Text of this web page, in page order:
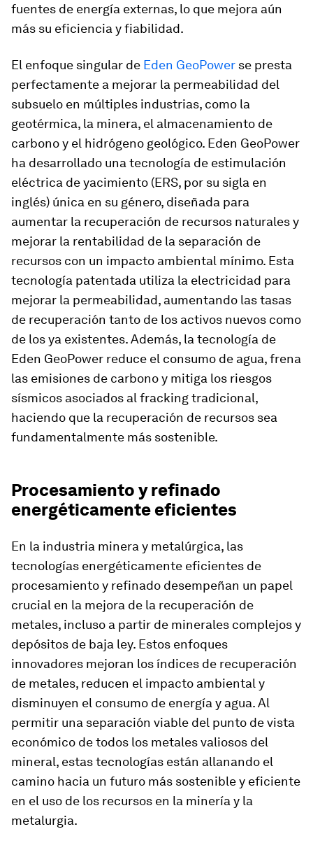
fuentes de energía externas, lo que mejora aún
más su eficiencia y fiabilidad.
El enfoque singular de Eden GeoPower se presta
perfectamente a mejorar la permeabilidad del
subsuelo en múltiples industrias, como la
geotérmica, la minera, el almacenamiento de
carbono y el hidrógeno geológico. Eden GeoPower
ha desarrollado una tecnología de estimulación
eléctrica de yacimiento (ERS, por su sigla en
inglés) única en su género, diseñada para
aumentar la recuperación de recursos naturales y
mejorar la rentabilidad de la separación de
recursos con un impacto ambiental mínimo. Esta
tecnología patentada utiliza la electricidad para
mejorar la permeabilidad, aumentando las tasas
de recuperación tanto de los activos nuevos como
de los ya existentes. Además, la tecnología de
Eden GeoPower reduce el consumo de agua, frena
las emisiones de carbono y mitiga los riesgos
sísmicos asociados al fracking tradicional,
haciendo que la recuperación de recursos sea
fundamentalmente más sostenible.
Procesamiento y refinado
energéticamente eficientes
En la industria minera y metalúrgica, las
tecnologías energéticamente eficientes de
procesamiento y refinado desempeñan un papel
crucial en la mejora de la recuperación de
metales, incluso a partir de minerales complejos y
depósitos de baja ley. Estos enfoques
innovadores mejoran los índices de recuperación
de metales, reducen el impacto ambiental y
disminuyen el consumo de energía y agua. Al
permitir una separación viable del punto de vista
económico de todos los metales valiosos del
mineral, estas tecnologías están allanando el
camino hacia un futuro más sostenible y eficiente
en el uso de los recursos en la minería y la
metalurgia.